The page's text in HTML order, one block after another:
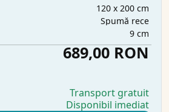
120 x 200 cm
Spumă rece
9 cm
689,00 RON
Transport gratuit
Disponibil imediat